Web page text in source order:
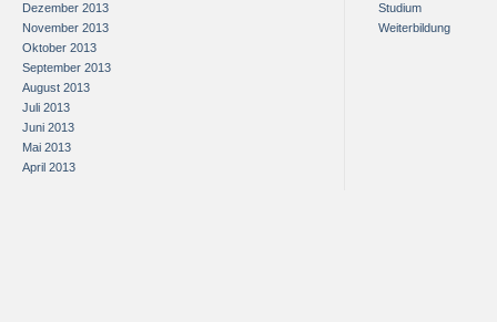
Dezember 2013
November 2013
Oktober 2013
September 2013
August 2013
Juli 2013
Juni 2013
Mai 2013
April 2013
Studium
Weiterbildung